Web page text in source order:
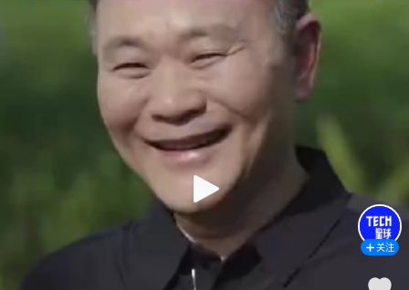
关注